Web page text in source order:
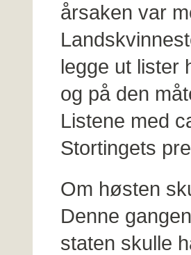
årsaken var
legge ut lister
og på den
Listene med
Stortingets
Om høsten
Denne
staten skulle